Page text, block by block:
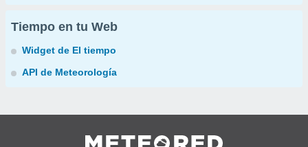
Tiempo en tu Web
Widget de El tiempo
API de Meteorología